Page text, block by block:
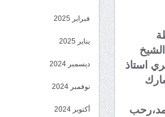
استاذ
فبراير 2025
يناير 2025
ديسمبر 2024
نوفمبر 2024
أكتوبر 2024